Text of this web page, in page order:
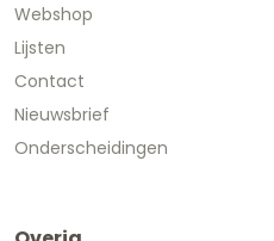
Webshop
Lijsten
Contact
Nieuwsbrief
Onderscheidingen